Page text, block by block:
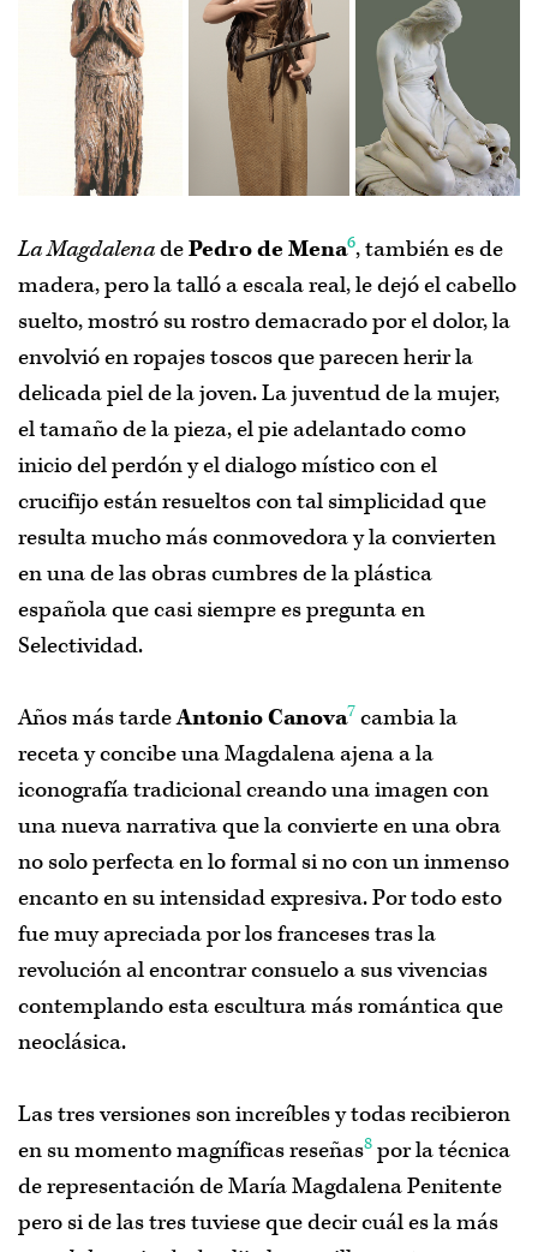
La MagdalenadePedro de Mena6, también es de
madera, pero la talló a escala real, le dejó el cabello
suelto, mostró su rostro demacrado por el dolor, la
envolvió en ropajes toscos que parecen herir la
delicada piel de la joven. La juventud de la mujer,
el tamaño de la pieza, el pie adelantado como
inicio del perdón y el dialogo místico con el
crucifijo están resueltos con tal simplicidad que
resulta mucho más conmovedora y la convierten
en una de las obras cumbres de la plástica
española que casi siempre es pregunta en
Selectividad.
Años más tardeAntonio Canova7 cambia la
receta y concibe una Magdalena ajena a la
iconografía tradicional creando una imagen con
una nueva narrativa que la convierte en una obra
no solo perfecta en lo formal si no con un inmenso
encanto en su intensidad expresiva. Por todo esto
fue muy apreciada por los franceses tras la
revolución al encontrar consuelo a sus vivencias
contemplando esta escultura más romántica que
neoclásica.
Las tres versiones son increíbles y todas recibieron
en su momento magníficas reseñas8 por la técnica
de representación de María Magdalena Penitente
pero si de las tres tuviese que decir cuál es la más